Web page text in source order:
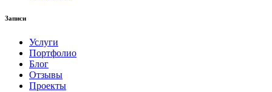
Записи
Услуги
Портфолио
Блог
Отзывы
Проекты